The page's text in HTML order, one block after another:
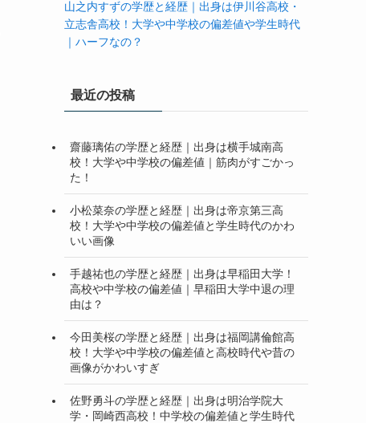
山之内すずの学歴と経歴｜出身は伊川谷高校・
立志舎高校！大学や中学校の偏差値や学生時代
｜ハーフなの？
最近の投稿
齋藤璃佑の学歴と経歴｜出身は横手城南高
校！大学や中学校の偏差値｜筋肉がすごかっ
た！
小松菜奈の学歴と経歴｜出身は帝京第三高
校！大学や中学校の偏差値と学生時代のかわ
いい画像
手越祐也の学歴と経歴｜出身は早稲田大学！
高校や中学校の偏差値｜早稲田大学中退の理
由は？
今田美桜の学歴と経歴｜出身は福岡講倫館高
校！大学や中学校の偏差値と高校時代や昔の
画像がかわいすぎ
佐野勇斗の学歴と経歴｜出身は明治学院大
学・岡崎西高校！中学校の偏差値と学生時代